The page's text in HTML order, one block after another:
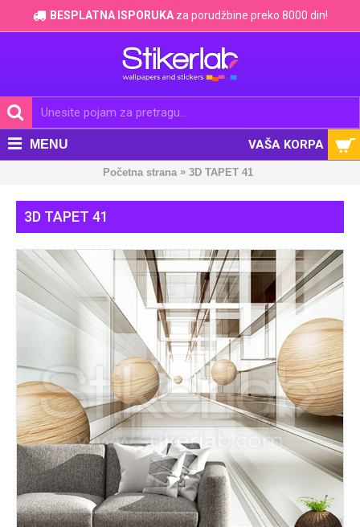
BESPLATNA ISPORUKA za porudžbine preko 8000 din!
VAŠA KORPA
MENU
Početna strana » 3D TAPET 41
3D TAPET 41